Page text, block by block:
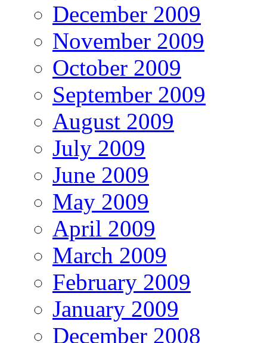
December 2009
November 2009
October 2009
September 2009
August 2009
July 2009
June 2009
May 2009
April 2009
March 2009
February 2009
January 2009
December 2008